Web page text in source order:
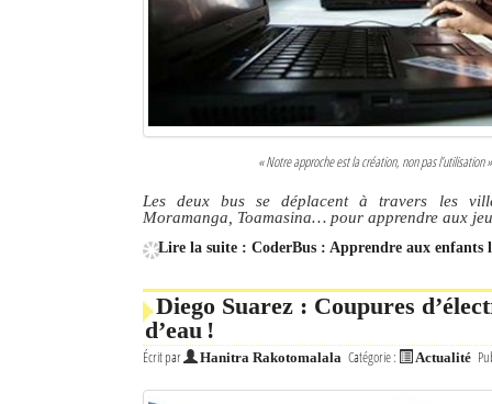
« Notre approche est la création, non pas
Les deux bus se déplacent à travers les
Moramanga, Toamasina… pour apprendre aux
Lire la suite : CoderBus : Apprendre aux
Diego Suarez : Coupures
d’eau !
Écrit par Hanitra Rakotomalala Catégorie : Actualité